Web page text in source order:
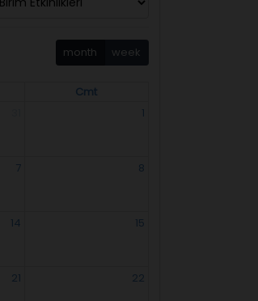
month week
Cmt
1
7 8
14 15
21 22